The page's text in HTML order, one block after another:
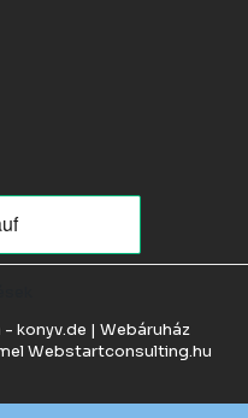
konyv.de | Webáruház
Webstartconsulting.hu